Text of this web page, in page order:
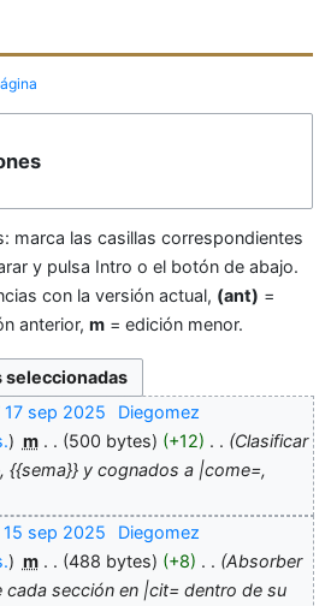
marca las casillas correspondientes
y pulsa Intro o el botón de abajo.
con la versión actual, (ant) =
anterior, m = edición menor.
sep 2025
Diegomez
m 500 bytes +12
Clasificar
{{sema}} y cognados a |come=,
sep 2025
Diegomez
m 488 bytes +8
Absorber
cada sección en |cit= dentro de su